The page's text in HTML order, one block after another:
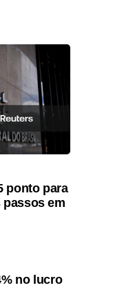
ponto para
passos em
no lucro